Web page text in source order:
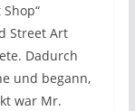
Street Art
Dadurch
und begann,
war Mr.